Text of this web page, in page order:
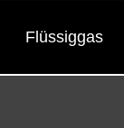
Flüssiggas